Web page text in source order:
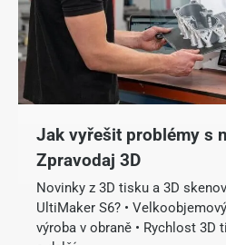
Jak vyřešit problémy s
Zpravodaj 3D
Novinky z 3D tisku a 3D
UltiMaker S6? •
výroba v obraně • Rychlost